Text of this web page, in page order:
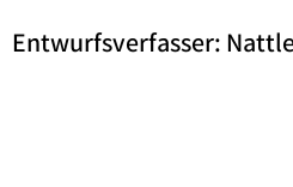
Entwurfsverfasser: